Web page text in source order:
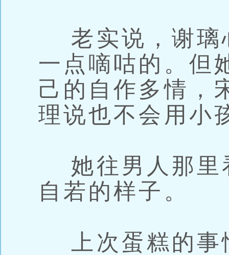
老实说，谢璃
一点嘀咕的。但
己的自作多情，
理说也不会用小
她往男人那里
自若的样子。
上次蛋糕的事